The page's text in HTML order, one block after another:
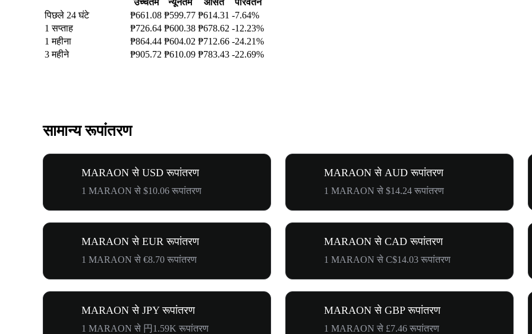
उच्चतम न्यूनतम औसत
परिवर्तन
पिछले 24 घंटे
₱661.08 ₱599.77 ₱614.31 -7.64%
1 सप्ताह
₱726.64 ₱600.38 ₱678.62 -12.23%
1 महीना
₱864.44 ₱604.02 ₱712.66 -24.21%
3 महीने
₱905.72 ₱610.09 ₱783.43 -22.69%
सामान्य रूपांतरण
MARAON से USD रूपांतरण
1 MARAON से $10.06 रूपांतरण
MARAON से AUD रूपांतरण
1 MARAON से $14.24 रूपांतरण
MARAON से EUR रूपांतरण
1 MARAON से €8.70 रूपांतरण
MARAON से CAD रूपांतरण
1 MARAON से C$14.03 रूपांतरण
MARAON से JPY रूपांतरण
1 MARAON से 円1.59K रूपांतरण
MARAON से GBP रूपांतरण
1 MARAON से £7.46 रूपांतरण